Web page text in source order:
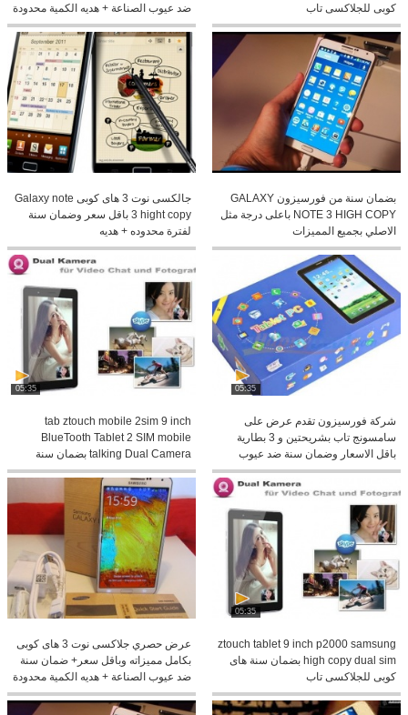
كوبى للجلاكسى تاب
ضد عيوب الصناعة + هديه الكمية محدودة
بضمان سنة من فورسيزون GALAXY
NOTE 3 HIGH COPY باعلى درجة مثل
الاصلي بجميع المميزات
جالكسى نوت 3 هاى كوبى Galaxy note
3 hight copy باقل سعر وضمان سنة
لفترة محدوده + هديه
05:35
شركة فورسيزون تقدم عرض على
سامسونج تاب بشريحتين و 3 بطارية
باقل الاسعار وضمان سنة ضد عيوب
الصناعة
05:35
tab ztouch mobile 2sim 9 inch
BlueTooth Tablet 2 SIM mobile
talking Dual Camera بضمان سنة
05:35
ztouch tablet 9 inch p2000 samsung
high copy dual sim بضمان سنة هاى
كوبى للجلاكسى تاب
عرض حصري جلاكسى نوت 3 هاى كوبى
بكامل مميزاته وباقل سعر+ ضمان سنة
ضد عيوب الصناعة + هديه الكمية محدودة